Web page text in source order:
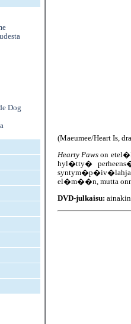
Dog
(Maeumee/Heart Is,
Hearty Paws on
hyl�tty�
el�m��n, mutta
DVD-julkaisu: